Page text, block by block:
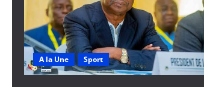
i
o
nA la Une Sport